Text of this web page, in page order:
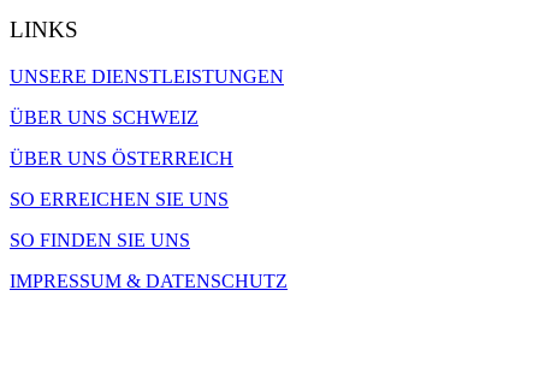
LINKS
UNSERE DIENSTLEISTUNGEN
ÜBER UNS SCHWEIZ
ÜBER UNS ÖSTERREICH
SO ERREICHEN SIE UNS
SO FINDEN SIE UNS
IMPRESSUM & DATENSCHUTZ